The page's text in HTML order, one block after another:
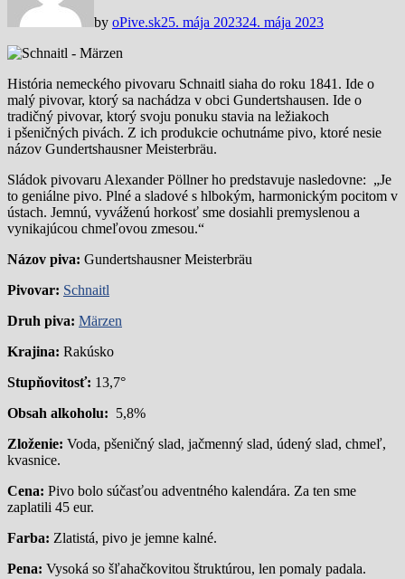
by oPive.sk25. mája 202324. mája 2023
História nemeckého pivovaru Schnaitl siaha do roku 1841. Ide o
malý pivovar, ktorý sa nachádza v obci Gundertshausen. Ide o
tradičný pivovar, ktorý svoju ponuku stavia na ležiakoch
i pšeničných pivách. Z ich produkcie ochutnáme pivo, ktoré nesie
názov Gundertshausner Meisterbräu.
Sládok pivovaru Alexander Pöllner ho predstavuje nasledovne: „Je
to geniálne pivo. Plné a sladové s hlbokým, harmonickým pocitom v
ústach. Jemnú, vyváženú horkosť sme dosiahli premyslenou a
vynikajúcou chmeľovou zmesou.“
Názov piva: Gundertshausner Meisterbräu
Pivovar: Schnaitl
Druh piva: Märzen
Krajina: Rakúsko
Stupňovitosť: 13,7°
Obsah alkoholu: 5,8%
Zloženie: Voda, pšeničný slad, jačmenný slad, údený slad, chmeľ,
kvasnice.
Cena: Pivo bolo súčasťou adventného kalendára. Za ten sme
zaplatili 45 eur.
Farba: Zlatistá, pivo je jemne kalné.
Pena: Vysoká so šľahačkovitou štruktúrou, len pomaly padala.